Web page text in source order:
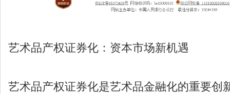
艺术品产权证券化：资本市场新机遇
艺术品产权证券化是艺术品金融化的重要创